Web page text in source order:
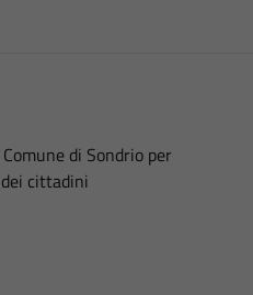
di Sondrio per
cittadini